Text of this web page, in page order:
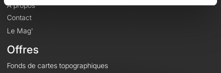
À propos
Contact
Le Mag'
Offres
Fonds de cartes topographiques